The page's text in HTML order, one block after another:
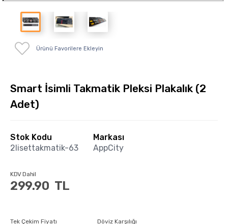
Ürünü Favorilere Ekleyin
Smart İsimli Takmatik Pleksi Plakalık (2
Adet)
Stok Kodu
2lisettakmatik-63
Markası
AppCity
299.90 TL
KDV Dahil
Tek Çekim Fiyatı Döviz Karşılığı